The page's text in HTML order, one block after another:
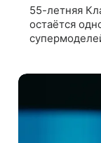
55-летняя
остаётся